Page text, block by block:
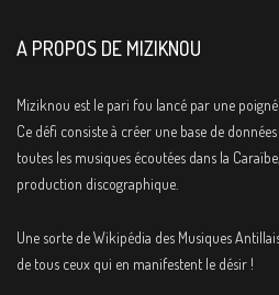
A PROPOS DE MIZIKNOU
Miziknou est le pari fou lancé par une
Ce défi consiste à créer une base de
toutes les musiques écoutées dans la
production discographique.
Une sorte de Wikipédia des Musiques
de tous ceux qui en manifestent le désir !